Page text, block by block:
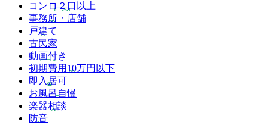
コンロ２口以上
事務所・店舗
戸建て
古民家
動画付き
初期費用10万円以下
即入居可
お風呂自慢
楽器相談
防音